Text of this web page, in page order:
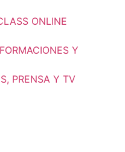
ONLINE
Y
PRENSA Y TV